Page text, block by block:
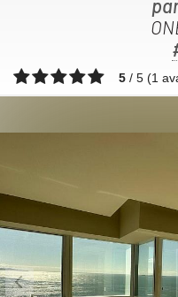
5 / 5 (1